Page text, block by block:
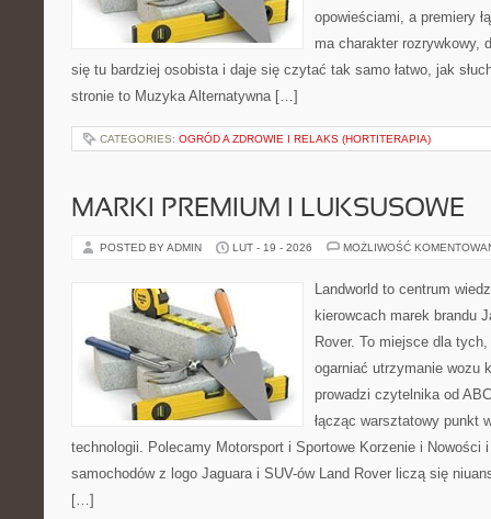
opowieściami, a premiery
ma charakter rozrywkowy,
się tu bardziej osobista i daje się czytać tak samo łatwo, jak
stronie to Muzyka Alternatywna […]
CATEGORIES: OGRÓD A ZDROWIE I RELAKS (HORTITERAPIA)
MARKI PREMIUM I LUKSUSOWE
POSTED BY ADMIN LUT - 19 - 2026 MOŻLIWOŚĆ
Landworld to centrum
kierowcach marek brandu
Rover. To miejsce dla
ogarniać utrzymanie wozu
prowadzi czytelnika od
łącząc warsztatowy punkt
technologii. Polecamy Motorsport i Sportowe Korzenie i Nowości
samochodów z logo Jaguara i SUV-ów Land Rover liczą się
[…]